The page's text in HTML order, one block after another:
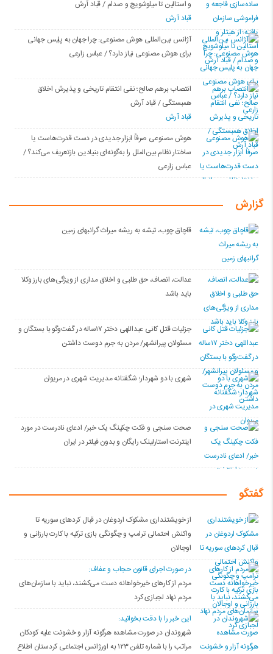
و استالین تا میلوشویچ و صدام / قباد آرش
قباد آرش
آژانس بین‌المللی هوش مصنوعی: چرا جهان به پلیس جهانی
برای هوش مصنوعی نیاز دارد؟ / عباس زارعی
انتصاب برهم صالح؛ نفی انتقام تاریخی و پذیرش اخلاق
همبستگی / قباد آرش
قباد آرش
هوش مصنوعی صرفاً ابزار جدیدی در دست قدرت‌هاست یا
ساختار نظام بین‌الملل را به‌گونه‌ای بنیادین بازتعریف می‌کند؟ /
عباس زارعی
گزارش
قاچاق چوب، تیشه به ریشه میراث گرانبهای زمین
عدالت، انصاف، حق طلبی و اخلاق مداری از ویژگی‌های بارز وکلا
باید باشد
جزئیات قتل کانی عبداللهی دختر ۱۷ساله در گفت‌وگو با بستگان و
مسئولان پیرانشهر/ مردن به جرم دوست داشتن
شهری با دو شهردار؛ شگفتانه مدیریت شهری در مریوان
صحت سنجی و فکت چکینگ یک خبر/ ادعای نادرست در مورد
اینترنت استارلینک رایگان و بدون فیلتر در ایران
گفتگو
از خویشتنداری مشکوک اردوغان در قبال کردهای سوریه تا
واکنش احتمالی ترامپ و چگونگی بازی ترکیه با کارت بارزانی و
اوجالان
در صورت اجرای قانون حجاب و عفاف:
مردم از کارهای خیرخواهانه دست می‌کشند، نباید با سازمان‌های
مردم نهاد لجبازی کرد
این خبر را با دقت بخوانید:
شهروندان در صورت مشاهده هرگونه آزار و خشونت علیه کودکان
مراتب را با شماره تلفن ۱۲۳ به اورژانس اجتماعی کردستان اطلاع